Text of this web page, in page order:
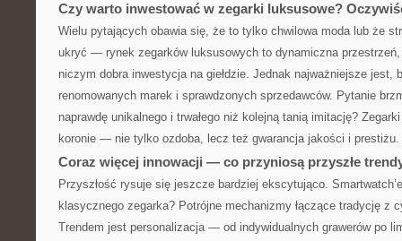
Czy warto inwestować w zegarki luksusowe?
Wielu pytających obawia się, że to tylko chwilowa moda lub że
ukryć — rynek zegarków luksusowych to dynamiczna
niczym dobra inwestycja na giełdzie. Jednak najważniejsze jest,
renomowanych marek i sprawdzonych sprzedawców. Pytanie
naprawdę unikalnego i trwałego niż kolejną tanią imitację?
koronie — nie tylko ozdoba, lecz też gwarancja jakości i prestiżu.
Coraz więcej innowacji — co przyniosą przyszłe
Przyszłość rysuje się jeszcze bardziej ekscytująco.
klasycznego zegarka? Potrójne mechanizmy łączące tradycję z
Trendem jest personalizacja — od indywidualnych grawerów po